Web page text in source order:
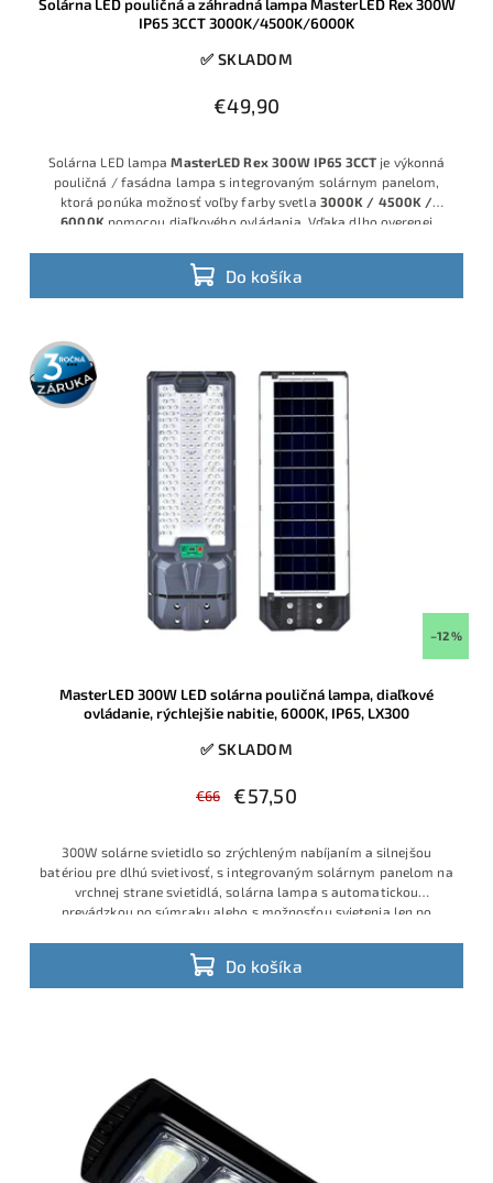
Solárna LED pouličná a záhradná lampa MasterLED Rex 300W
IP65 3CCT 3000K/4500K/6000K
✅ SKLADOM
€49,90
Do košíka
Solárna LED lampaMasterLED Rex 300W IP65 3CCT je výkonná
pouličná / fasádna lampa s integrovaným solárnym panelom,
ktorá ponúka možnosť voľby farby svetla 3000K / 4500K /
6000K pomocou diaľkového ovládania. Vďaka dlho overenej
LED modulom získate spoľahlivé riešenie na osvetlenie dvora,
príjazdovej cesty, parkovacieho miesta, záhrady aj priestoru pred
domom, a to bez potreby pripojenia na sieť.
3 roky
záruka
–12 %
MasterLED 300W LED solárna pouličná lampa, diaľkové
ovládanie, rýchlejšie nabitie, 6000K, IP65, LX300
✅ SKLADOM
€66 €57,50
Do košíka
300W solárne svietidlo so zrýchleným nabíjaním a silnejšou
batériou pre dlhú svietivosť, s integrovaným solárnym panelom na
vrchnej strane svietidlá, solárna lampa s automatickou
prevádzkou po súmraku alebo s možnosťou svietenia len po